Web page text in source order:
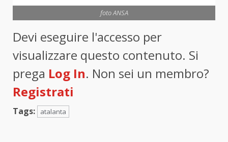
foto ANSA
Devi eseguire l'accesso per
visualizzare questo contenuto. Si
prega Log In. Non sei un membro?
Registrati
Tags: atalanta